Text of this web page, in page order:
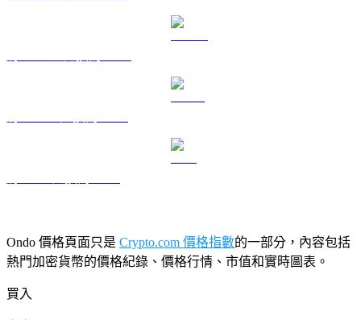
Ondo 價格頁面只是 Crypto.com 價格指數的一部分，內容包括
熱門加密貨幣的價格紀錄、價格行情、市值和實時圖表。
買入